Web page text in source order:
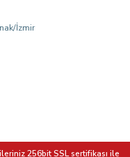
İzmir
256bit SSL sertifikası ile